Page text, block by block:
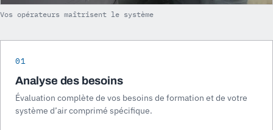
Vos opérateurs maîtrisent le système
01
Analyse des besoins
Évaluation complète de vos besoins de formation et de votre
système d’air comprimé spécifique.